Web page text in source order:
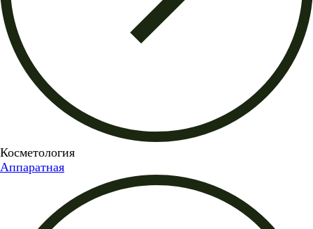
Косметология
Аппаратная